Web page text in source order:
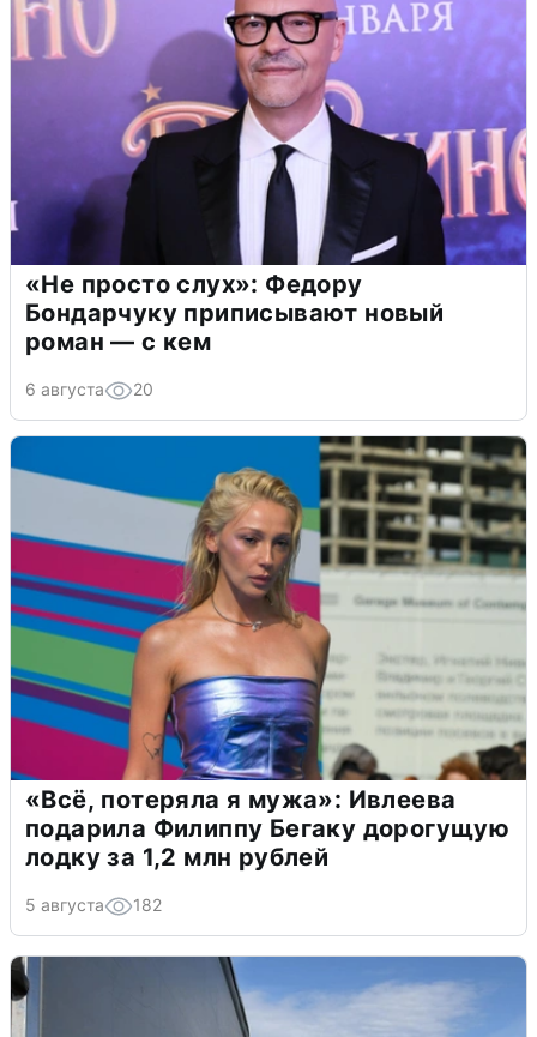
«Не просто слух»: Федору
Бондарчуку приписывают новый
роман — с кем
6 августа 20
«Всё, потеряла я мужа»: Ивлеева
подарила Филиппу Бегаку дорогущую
лодку за 1,2 млн рублей
5 августа 182